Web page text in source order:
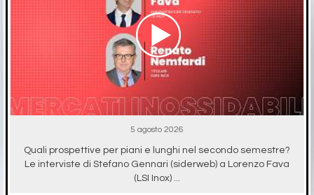
5 agosto 2026
Quali prospettive per piani e lunghi nel secondo semestre?
Le interviste di Stefano Gennari (siderweb) a Lorenzo Fava
(LSI Inox) ...